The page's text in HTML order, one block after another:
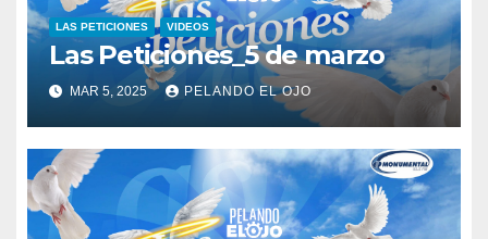
LAS PETICIONES VIDEOS
Las Peticiones_5 de marzo
MAR 5, 2025 PELANDO EL OJO